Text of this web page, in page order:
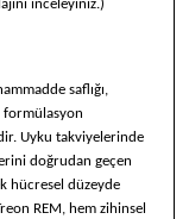
inceleyiniz.)
saflığı,
formülasyon
Uyku takviyelerinde
doğrudan geçen
hücresel düzeyde
REM, hem zihinsel